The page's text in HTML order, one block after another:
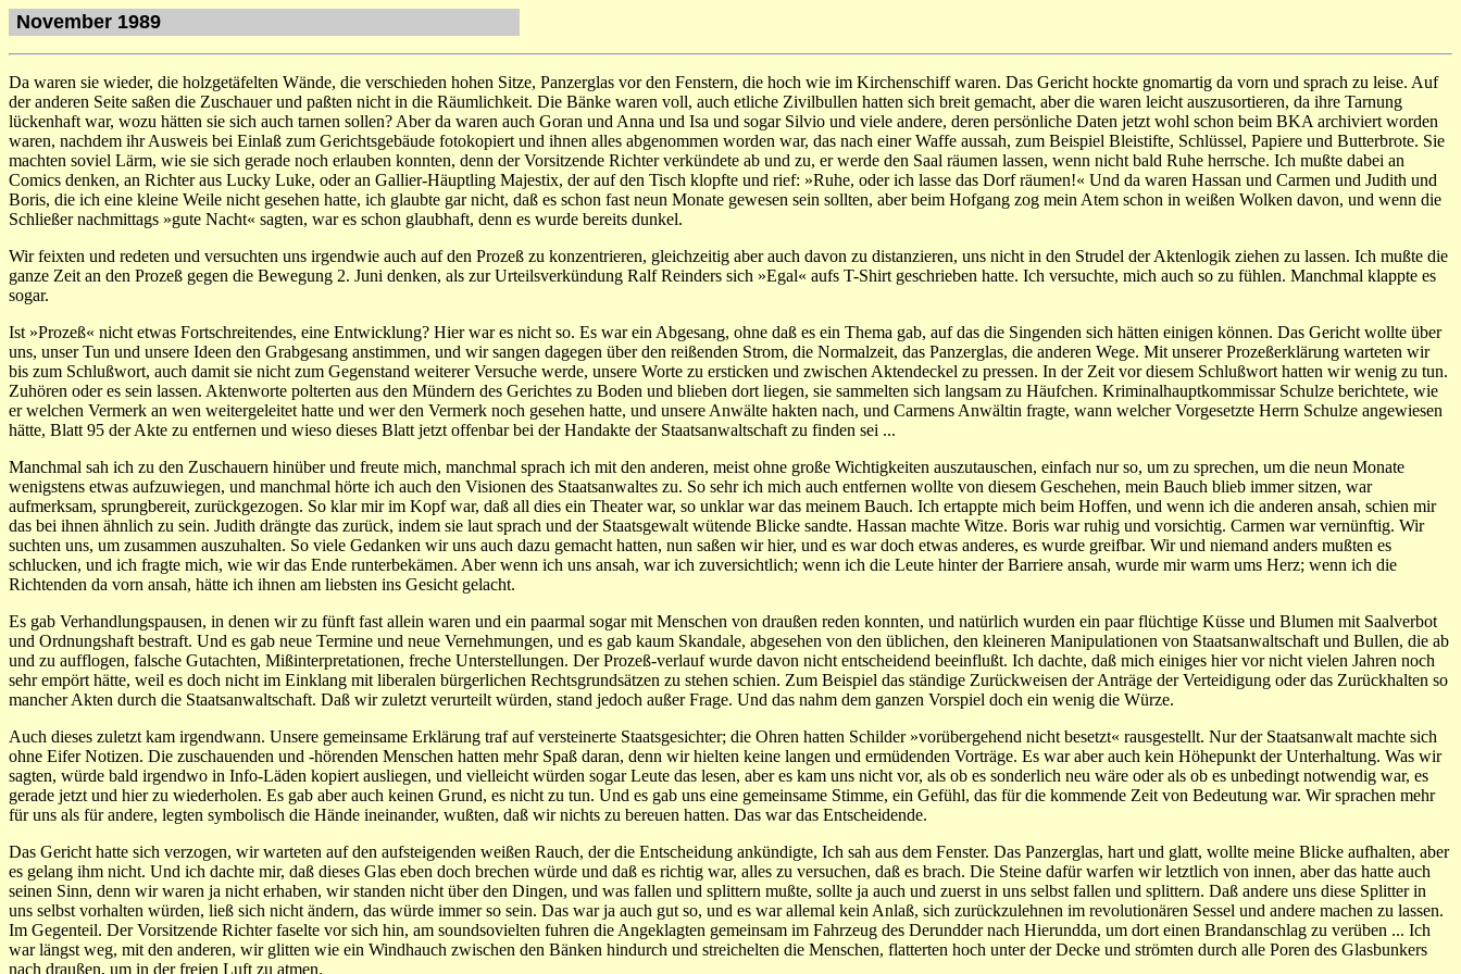
November 1989
Da waren sie wieder, die holzgetäfelten Wände, die verschieden hohen Sitze, Panzerglas vor den Fenstern, die hoch wie im Kirchenschiff waren. Das Gericht hockte gnomartig da vorn und sprach zu leise. Auf
der anderen Seite saßen die Zuschauer und paßten nicht in die Räumlichkeit. Die Bänke waren voll, auch etliche Zivilbullen hatten sich breit gemacht, aber die waren leicht auszusortieren, da ihre Tarnung
lückenhaft war, wozu hätten sie sich auch tarnen sollen? Aber da waren auch Goran und Anna und Isa und sogar Silvio und viele andere, deren persönliche Daten jetzt wohl schon beim BKA archiviert worden
waren, nachdem ihr Ausweis bei Einlaß zum Gerichtsgebäude fotokopiert und ihnen alles abgenommen worden war, das nach einer Waffe aussah, zum Beispiel Bleistifte, Schlüssel, Papiere und Butterbrote. Sie
machten soviel Lärm, wie sie sich gerade noch erlauben konnten, denn der Vorsitzende Richter verkündete ab und zu, er werde den Saal räumen lassen, wenn nicht bald Ruhe herrsche. Ich mußte dabei an
Comics denken, an Richter aus Lucky Luke, oder an Gallier-Häuptling Majestix, der auf den Tisch klopfte und rief: »Ruhe, oder ich lasse das Dorf räumen!« Und da waren Hassan und Carmen und Judith und
Boris, die ich eine kleine Weile nicht gesehen hatte, ich glaubte gar nicht, daß es schon fast neun Monate gewesen sein sollten, aber beim Hofgang zog mein Atem schon in weißen Wolken davon, und wenn die
Schließer nachmittags »gute Nacht« sagten, war es schon glaubhaft, denn es wurde bereits dunkel.
Wir feixten und redeten und versuchten uns irgendwie auch auf den Prozeß zu konzentrieren, gleichzeitig aber auch davon zu distanzieren, uns nicht in den Strudel der Aktenlogik ziehen zu lassen. Ich mußte die
ganze Zeit an den Prozeß gegen die Bewegung 2. Juni denken, als zur Urteilsverkündung Ralf Reinders sich »Egal« aufs T-Shirt geschrieben hatte. Ich versuchte, mich auch so zu fühlen. Manchmal klappte es
sogar.
Ist »Prozeß« nicht etwas Fortschreitendes, eine Entwicklung? Hier war es nicht so. Es war ein Abgesang, ohne daß es ein Thema gab, auf das die Singenden sich hätten einigen können. Das Gericht wollte über
uns, unser Tun und unsere Ideen den Grabgesang anstimmen, und wir sangen dagegen über den reißenden Strom, die Normalzeit, das Panzerglas, die anderen Wege. Mit unserer Prozeßerklärung warteten wir
bis zum Schlußwort, auch damit sie nicht zum Gegenstand weiterer Versuche werde, unsere Worte zu ersticken und zwischen Aktendeckel zu pressen. In der Zeit vor diesem Schlußwort hatten wir wenig zu tun.
Zuhören oder es sein lassen. Aktenworte polterten aus den Mündern des Gerichtes zu Boden und blieben dort liegen, sie sammelten sich langsam zu Häufchen. Kriminalhauptkommissar Schulze berichtete, wie
er welchen Vermerk an wen weitergeleitet hatte und wer den Vermerk noch gesehen hatte, und unsere Anwälte hakten nach, und Carmens Anwältin fragte, wann welcher Vorgesetzte Herrn Schulze angewiesen
hätte, Blatt 95 der Akte zu entfernen und wieso dieses Blatt jetzt offenbar bei der Handakte der Staatsanwaltschaft zu finden sei ...
Manchmal sah ich zu den Zuschauern hinüber und freute mich, manchmal sprach ich mit den anderen, meist ohne große Wichtigkeiten auszutauschen, einfach nur so, um zu sprechen, um die neun Monate
wenigstens etwas aufzuwiegen, und manchmal hörte ich auch den Visionen des Staatsanwaltes zu. So sehr ich mich auch entfernen wollte von diesem Geschehen, mein Bauch blieb immer sitzen, war
aufmerksam, sprungbereit, zurückgezogen. So klar mir im Kopf war, daß all dies ein Theater war, so unklar war das meinem Bauch. Ich ertappte mich beim Hoffen, und wenn ich die anderen ansah, schien mir
das bei ihnen ähnlich zu sein. Judith drängte das zurück, indem sie laut sprach und der Staatsgewalt wütende Blicke sandte. Hassan machte Witze. Boris war ruhig und vorsichtig. Carmen war vernünftig. Wir
suchten uns, um zusammen auszuhalten. So viele Gedanken wir uns auch dazu gemacht hatten, nun saßen wir hier, und es war doch etwas anderes, es wurde greifbar. Wir und niemand anders mußten es
schlucken, und ich fragte mich, wie wir das Ende runterbekämen. Aber wenn ich uns ansah, war ich zuversichtlich; wenn ich die Leute hinter der Barriere ansah, wurde mir warm ums Herz; wenn ich die
Richtenden da vorn ansah, hätte ich ihnen am liebsten ins Gesicht gelacht.
Es gab Verhandlungspausen, in denen wir zu fünft fast allein waren und ein paarmal sogar mit Menschen von draußen reden konnten, und natürlich wurden ein paar flüchtige Küsse und Blumen mit Saalverbot
und Ordnungshaft bestraft. Und es gab neue Termine und neue Vernehmungen, und es gab kaum Skandale, abgesehen von den üblichen, den kleineren Manipulationen von Staatsanwaltschaft und Bullen, die ab
und zu aufflogen, falsche Gutachten, Mißinterpretationen, freche Unterstellungen. Der Prozeß-verlauf wurde davon nicht entscheidend beeinflußt. Ich dachte, daß mich einiges hier vor nicht vielen Jahren noch
sehr empört hätte, weil es doch nicht im Einklang mit liberalen bürgerlichen Rechtsgrundsätzen zu stehen schien. Zum Beispiel das ständige Zurückweisen der Anträge der Verteidigung oder das Zurückhalten so
mancher Akten durch die Staatsanwaltschaft. Daß wir zuletzt verurteilt würden, stand jedoch außer Frage. Und das nahm dem ganzen Vorspiel doch ein wenig die Würze.
Auch dieses zuletzt kam irgendwann. Unsere gemeinsame Erklärung traf auf versteinerte Staatsgesichter; die Ohren hatten Schilder »vorübergehend nicht besetzt« rausgestellt. Nur der Staatsanwalt machte sich
ohne Eifer Notizen. Die zuschauenden und -hörenden Menschen hatten mehr Spaß daran, denn wir hielten keine langen und ermüdenden Vorträge. Es war aber auch kein Höhepunkt der Unterhaltung. Was wir
sagten, würde bald irgendwo in Info-Läden kopiert ausliegen, und vielleicht würden sogar Leute das lesen, aber es kam uns nicht vor, als ob es sonderlich neu wäre oder als ob es unbedingt notwendig war, es
gerade jetzt und hier zu wiederholen. Es gab aber auch keinen Grund, es nicht zu tun. Und es gab uns eine gemeinsame Stimme, ein Gefühl, das für die kommende Zeit von Bedeutung war. Wir sprachen mehr
für uns als für andere, legten symbolisch die Hände ineinander, wußten, daß wir nichts zu bereuen hatten. Das war das Entscheidende.
Das Gericht hatte sich verzogen, wir warteten auf den aufsteigenden weißen Rauch, der die Entscheidung ankündigte, Ich sah aus dem Fenster. Das Panzerglas, hart und glatt, wollte meine Blicke aufhalten, aber
es gelang ihm nicht. Und ich dachte mir, daß dieses Glas eben doch brechen würde und daß es richtig war, alles zu versuchen, daß es brach. Die Steine dafür warfen wir letztlich von innen, aber das hatte auch
seinen Sinn, denn wir waren ja nicht erhaben, wir standen nicht über den Dingen, und was fallen und splittern mußte, sollte ja auch und zuerst in uns selbst fallen und splittern. Daß andere uns diese Splitter in
uns selbst vorhalten würden, ließ sich nicht ändern, das würde immer so sein. Das war ja auch gut so, und es war allemal kein Anlaß, sich zurückzulehnen im revolutionären Sessel und andere machen zu lassen.
Im Gegenteil. Der Vorsitzende Richter faselte vor sich hin, am soundsovielten fuhren die Angeklagten gemeinsam im Fahrzeug des Derundder nach Hierundda, um dort einen Brandanschlag zu verüben ... Ich
war längst weg, mit den anderen, wir glitten wie ein Windhauch zwischen den Bänken hindurch und streichelten die Menschen, flatterten hoch unter der Decke und strömten durch alle Poren des Glasbunkers
nach draußen, um in der freien Luft zu atmen.